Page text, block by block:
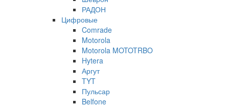
РАДОН
Цифровые
Comrade
Motorola
Motorola MOTOTRBO
Hytera
Аргут
TYT
Пульсар
Belfone